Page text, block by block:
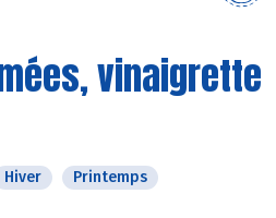
vinaigrette
Hiver Printemps